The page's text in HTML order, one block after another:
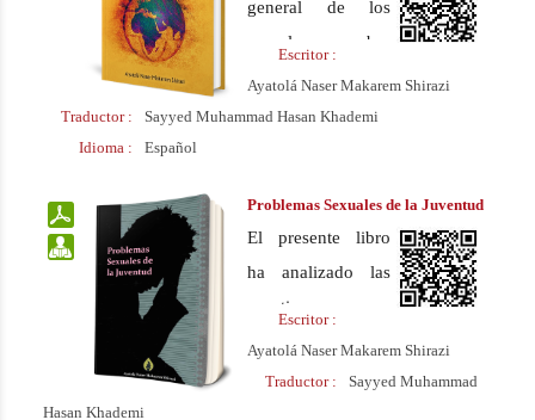
oposición contra
cualquier
fenómeno
moderno, la
Posteriormente, en
la segunda parte
Meca, que les
juicios del Ayatola
Makarem Shirazi.
general de los
musulmanes sobre
el advenimiento
del Imam Mahdi
Escritor :
Ayatolá Naser Makarem Shirazi
Traductor :
Sayyed Muhammad Hasan Khademi
Idioma :
Español
Problemas Sexuales de la Juventud
El presente libro
ha analizado las
cuestiones
relacionadas con
las perversiones
Escritor :
Ayatolá Naser Makarem Shirazi
Traductor :
Sayyed Muhammad
Hasan Khademi